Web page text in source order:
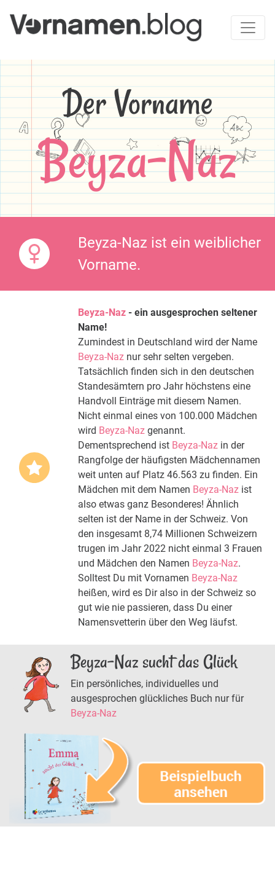
Der Vorname
Beyza-Naz
Beyza-Naz ist ein weiblicher
Vorname.
Beyza-Naz - ein ausgesprochen seltener
Name!
Zumindest in Deutschland wird der Name
Beyza-Naz nur sehr selten vergeben.
Tatsächlich finden sich in den deutschen
Standesämtern pro Jahr höchstens eine
Handvoll Einträge mit diesem Namen.
Nicht einmal eines von 100.000 Mädchen
wird Beyza-Naz genannt.
Dementsprechend ist Beyza-Naz in der
Rangfolge der häufigsten Mädchennamen
weit unten auf Platz 46.563 zu finden. Ein
Mädchen mit dem Namen Beyza-Naz ist
also etwas ganz Besonderes! Ähnlich
selten ist der Name in der Schweiz. Von
den insgesamt 8,74 Millionen Schweizern
trugen im Jahr 2022 nicht einmal 3 Frauen
und Mädchen den Namen Beyza-Naz.
Solltest Du mit Vornamen Beyza-Naz
heißen, wird es Dir also in der Schweiz so
gut wie nie passieren, dass Du einer
Namensvetterin über den Weg läufst.
Beyza-Naz sucht das Glück
Ein persönliches, individuelles und
ausgesprochen glückliches Buch nur für
Beyza-Naz